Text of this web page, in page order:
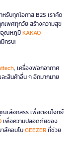
บทุกโอกาส B2S เราคัด
เพศทุกวัย สร้างความสุข
อุณหภูมิKAKAO
มีครบ!
, เครื่องฟอกอากาศ
ะสินค้าอื่น ๆ อีกมากมาย
เลือกสรร เพื่อตอบโจทย์
เพื่อความปลอดภัยของ
ส์คอมโบGEEZERที่ช่วย